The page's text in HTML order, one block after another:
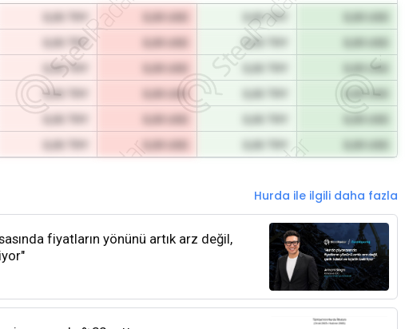
0,00 TRY
0,00 TRY 0,00 TRY
0,00 TRY
0,00 USD
0,00 TRY
0,00 USD
Hurda ile ilgili daha fazla
fiyatların yönünü artık arz değil,